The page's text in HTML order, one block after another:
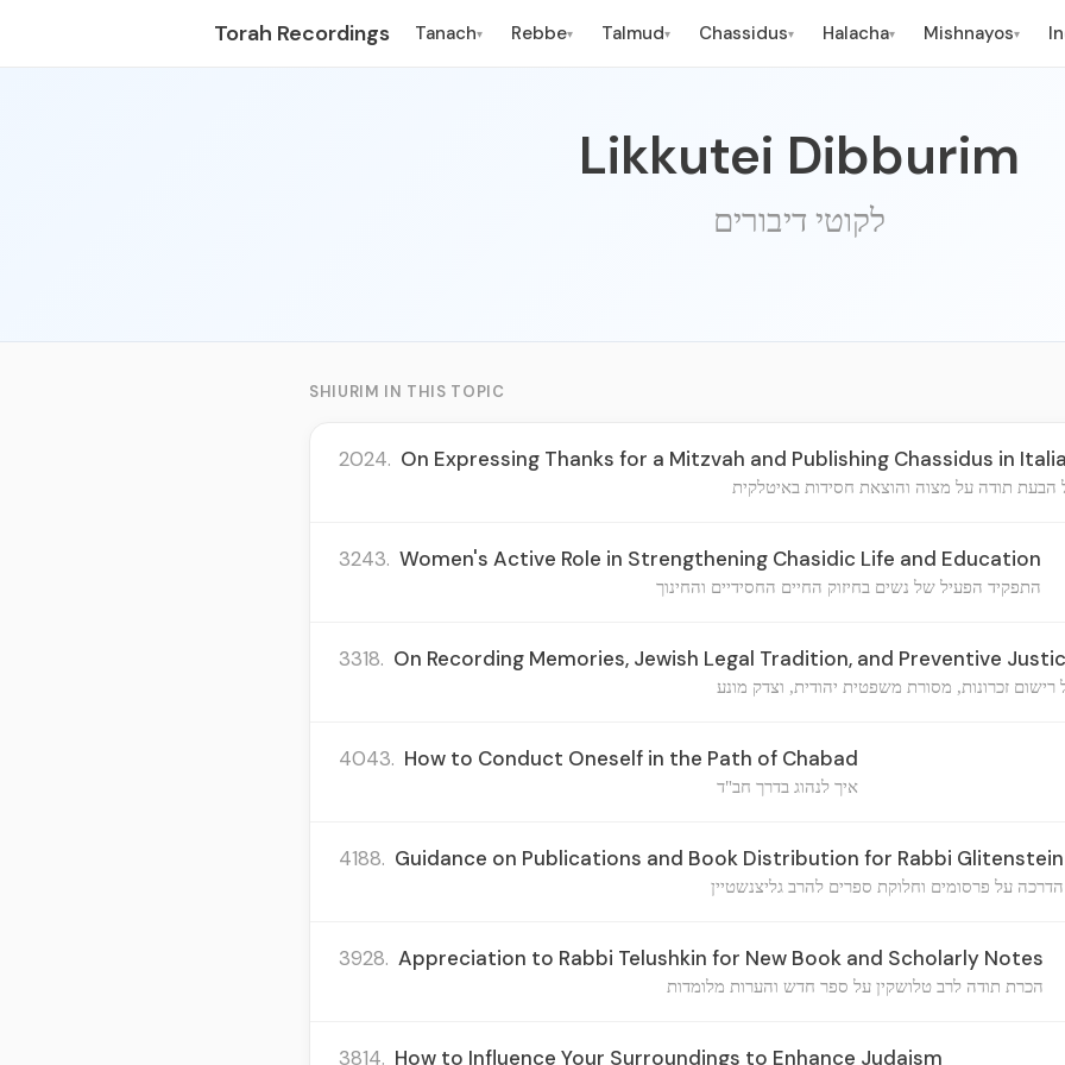
Torah Recordings Tanach▾ Rebbe▾ Talmud▾ Chassidus▾ Halacha▾ Mishnayos▾
Likkutei Dibburim
לקוטי דיבורים
SHIURIM IN THIS TOPIC
2024. On Expressing Thanks for a Mitzvah and Publishing Chassidus in
הבעת תודה על מצוה והוצאת חסידות באיטלקית
3243. Women's Active Role in Strengthening Chasidic Life and Education
התפקיד הפעיל של נשים בחיזוק החיים החסידיים והחינוך
3318. On Recording Memories, Jewish Legal Tradition, and Preventive
רישום זכרונות, מסורת משפטית יהודית, וצדק מונע
4043. How to Conduct Oneself in the Path of Chabad
איך לנהוג בדרך חב"ד
4188. Guidance on Publications and Book Distribution for Rabbi Glitenstein
הדרכה על פרסומים וחלוקת ספרים להרב גליצנשטיין
3928. Appreciation to Rabbi Telushkin for New Book and Scholarly Notes
הכרת תודה לרב טלושקין על ספר חדש והערות מלומדות
3814. How to Influence Your Surroundings to Enhance Judaism